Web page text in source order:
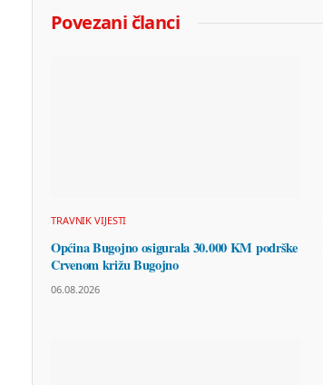
Povezani članci
TRAVNIK VIJESTI
Općina Bugojno osigurala 30.000 KM podrške
Crvenom križu Bugojno
06.08.2026